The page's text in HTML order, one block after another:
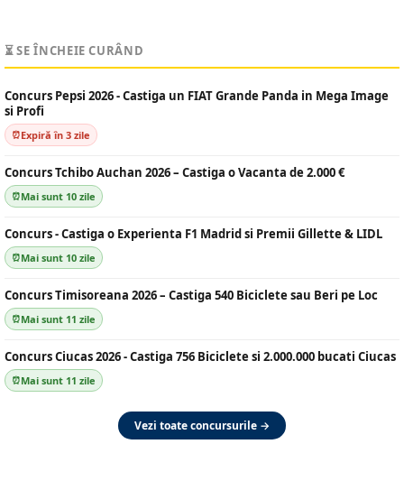
⏳ SE ÎNCHEIE CURÂND
Concurs Pepsi 2026 - Castiga un FIAT Grande Panda in Mega Image
si Profi
Expiră în 3 zile
Concurs Tchibo Auchan 2026 – Castiga o Vacanta de 2.000 €
Mai sunt 10 zile
Concurs - Castiga o Experienta F1 Madrid si Premii Gillette & LIDL
Mai sunt 10 zile
Concurs Timisoreana 2026 – Castiga 540 Biciclete sau Beri pe Loc
Mai sunt 11 zile
Concurs Ciucas 2026 - Castiga 756 Biciclete si 2.000.000 bucati Ciucas
Mai sunt 11 zile
Vezi toate concursurile →